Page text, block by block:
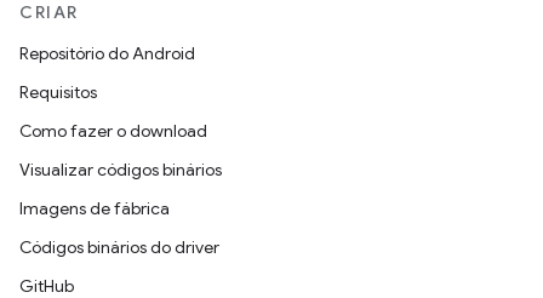
CRIAR
Repositório do Android
Requisitos
Como fazer o download
Visualizar códigos binários
Imagens de fábrica
Códigos binários do driver
GitHub